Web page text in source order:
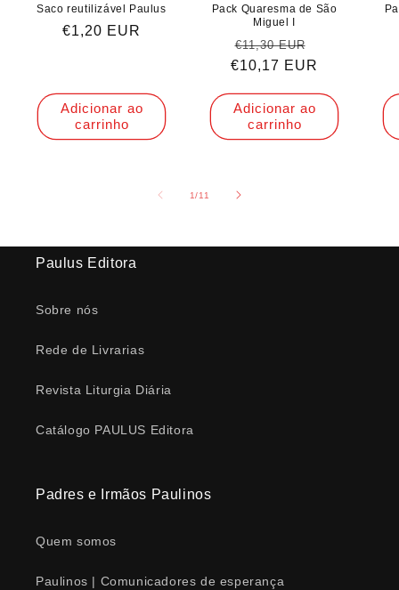
Saco reutilizável Paulus
Preço
€1,20 EUR
Adicionar ao
carrinho
Pack Quaresma de São
Miguel I
Preço
normal
€11,30 EUR
de
€10,17 EUR
Adicionar ao
carrinho
1/de
11
Paulus Editora
Sobre nós
Rede de Livrarias
Revista Liturgia Diária
Catálogo PAULUS Editora
Padres e Irmãos Paulinos
Quem somos
Paulinos | Comunicadores de esperança